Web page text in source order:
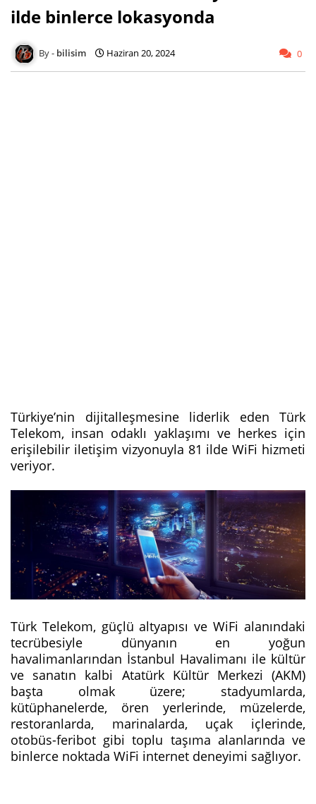
ilde binlerce lokasyonda
bilisim Haziran 20, 2024 0
Türkiye’nin dijitalleşmesine liderlik eden Türk
Telekom, insan odaklı yaklaşımı ve herkes için
erişilebilir iletişim vizyonuyla 81 ilde WiFi hizmeti
veriyor.
Türk Telekom, güçlü altyapısı ve WiFi alanındaki
tecrübesiyle dünyanın en yoğun
havalimanlarından İstanbul Havalimanı ile kültür
ve sanatın kalbi Atatürk Kültür Merkezi (AKM)
başta olmak üzere; stadyumlarda,
kütüphanelerde, ören yerlerinde, müzelerde,
restoranlarda, marinalarda, uçak içlerinde,
otobüs-feribot gibi toplu taşıma alanlarında ve
binlerce noktada WiFi internet deneyimi sağlıyor.